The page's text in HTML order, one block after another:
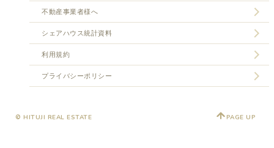
不動産事業者様へ
シェアハウス統計資料
利用規約
プライバシーポリシー
© HITUJI REAL ESTATE PAGE UP